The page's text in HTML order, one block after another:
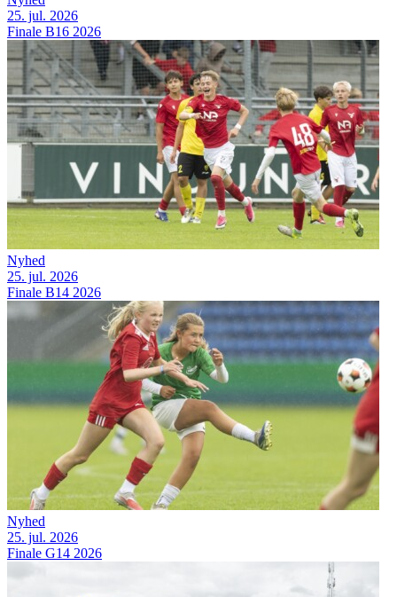
25. jul. 2026
Finale B16 2026
Nyhed
25. jul. 2026
Finale B14 2026
Nyhed
25. jul. 2026
Finale G14 2026